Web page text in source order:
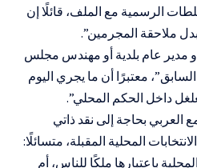
الرسمية مع الملف، قائلًا إن
بدل ملاحقة المجرمين”.
مدير عام بلدية أو مهندس مجلس
معتبرًا أن ما يجري اليوم
داخل الحكم المحلي”.
العربي بحاجة إلى نقد ذاتي
المحلية المقبلة، متسائلًا:
باعتبارها ملكًا للناس، أم